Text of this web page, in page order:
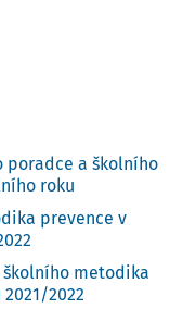
poradce a školního
roku
prevence v
metodika
2022